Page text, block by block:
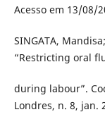
Acesso em 13/08/
SINGATA,
“Restricting oral
during labour”.
Londres, n. 8, jan.